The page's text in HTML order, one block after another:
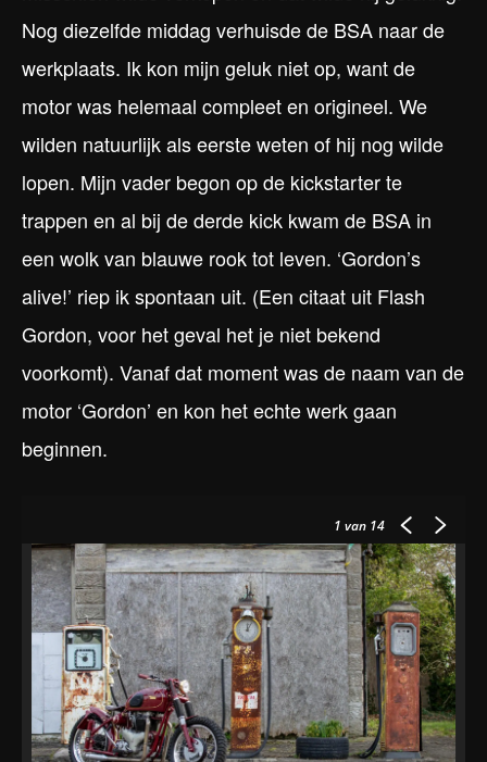
Nog diezelfde middag verhuisde de BSA naar de
werkplaats. Ik kon mijn geluk niet op, want de
motor was helemaal compleet en origineel. We
wilden natuurlijk als eerste weten of hij nog wilde
lopen. Mijn vader begon op de kickstarter te
trappen en al bij de derde kick kwam de BSA in
een wolk van blauwe rook tot leven. ‘Gordon’s
alive!’ riep ik spontaan uit. (Een citaat uit Flash
Gordon, voor het geval het je niet bekend
voorkomt). Vanaf dat moment was de naam van de
motor ‘Gordon’ en kon het echte werk gaan
beginnen.
1 van 14